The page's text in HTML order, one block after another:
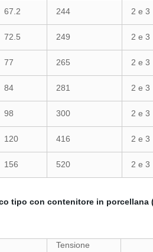
67.2 244 2 e 3
72.5 249 2 e 3
77 265 2 e 3
84 281 2 e 3
98 300 2 e 3
120 416 2 e 3
156 520 2 e 3
tipo con contenitore in porcellana
Tensione